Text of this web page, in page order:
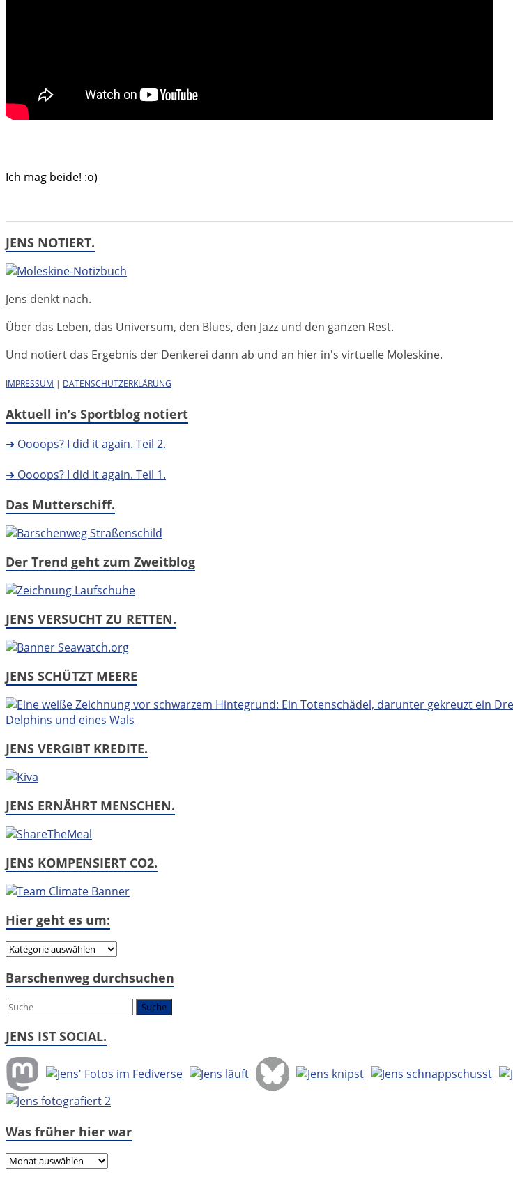
Ich mag beide! :o)
JENS NOTIERT.
Jens denkt nach.
Über das Leben, das Universum, den Blues, den Jazz und den ganzen Rest.
Und notiert das Ergebnis der Denkerei dann ab und an hier in's virtuelle Moleskine.
IMPRESSUM | DATENSCHUTZERKLÄRUNG
Aktuell in’s Sportblog notiert
➜ Oooops? I did it again. Teil 2.
➜ Oooops? I did it again. Teil 1.
Das Mutterschiff.
Der Trend geht zum Zweitblog
JENS VERSUCHT ZU RETTEN.
JENS SCHÜTZT MEERE
JENS VERGIBT KREDITE.
JENS ERNÄHRT MENSCHEN.
JENS KOMPENSIERT CO2.
Hier geht es um:
Hier
es
Barschenweg durchsuchen
JENS IST SOCIAL.
Was früher hier war
Was